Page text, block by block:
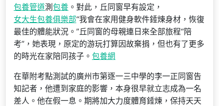
包養管道測 包養 。對此，丘同窗早有設定，
女大生包養俱樂部“我會在家用健身軟件錘煉身材，恢復
最佳的體能狀況。”丘同窗的母親連日來全部旅程“陪
考”，她表現，原定的游玩打算因故棄捐，但也有了更多
的時光在家陪同孩子。 包養網
在華附考點測試的廣州市第逐一三中學的李一正同窗告
知記者，他遭到家庭的影響，本身很早就立志成為一名
差人。他在假一息。期將加大力度體育錘煉，保持天天